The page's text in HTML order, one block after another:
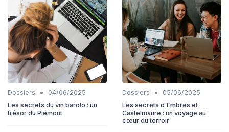
Dossiers •
04/06/2025
Les secrets du vin barolo : un
trésor du Piémont
Dossiers •
05/06/2025
Les secrets d'Embres et
Castelmaure : un voyage au
cœur du terroir